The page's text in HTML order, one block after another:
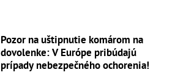
Pozor na uštipnutie komárom na
dovolenke: V Európe pribúdajú
prípady nebezpečného ochorenia!